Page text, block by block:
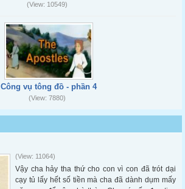
(View: 10549)
Công vụ tông đồ - phần 4
(View: 7880)
(View: 11064)
Vậy cha hảy tha thứ cho con vì con đã trót dại
cạy tủ lấy hết số tiền mà cha đã dành dụm mấy